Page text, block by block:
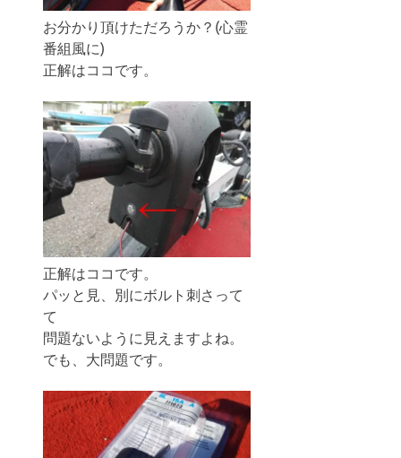
お分かり頂けただろうか？(心霊
番組風に)
正解はココです。
正解はココです。
パッと見、別にボルト刺さって
て
問題ないように見えますよね。
でも、大問題です。